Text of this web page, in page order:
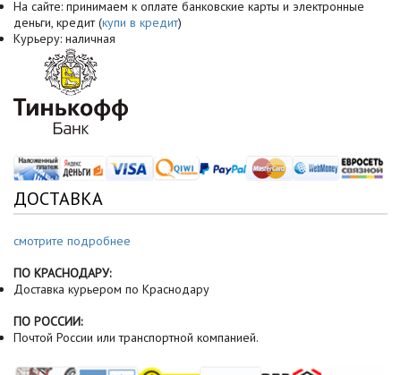
На сайте: принимаем к оплате банковские карты и электронные
деньги, кредит (купи в кредит)
Курьеру: наличная
ДОСТАВКА
смотрите подробнее
ПО КРАСНОДАРУ:
Доставка курьером по Краснодару
ПО РОССИИ:
Почтой России или транспортной компанией.